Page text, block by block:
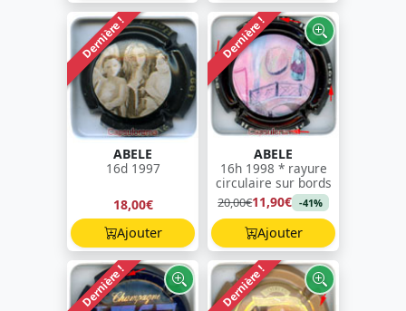
Dernière !
ABELE
16d 1997
18,00€
Ajouter
Dernière !
ABELE
16h 1998 * rayure
circulaire sur bords
20,00€11,90€ -41%
Ajouter
Dernière ! Dernière !